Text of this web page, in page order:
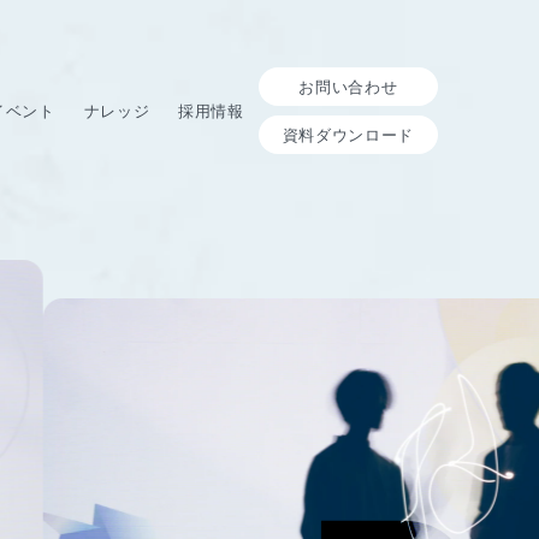
ベント ナレッジ 採用情報
お問い合わせ
資料ダウンロード